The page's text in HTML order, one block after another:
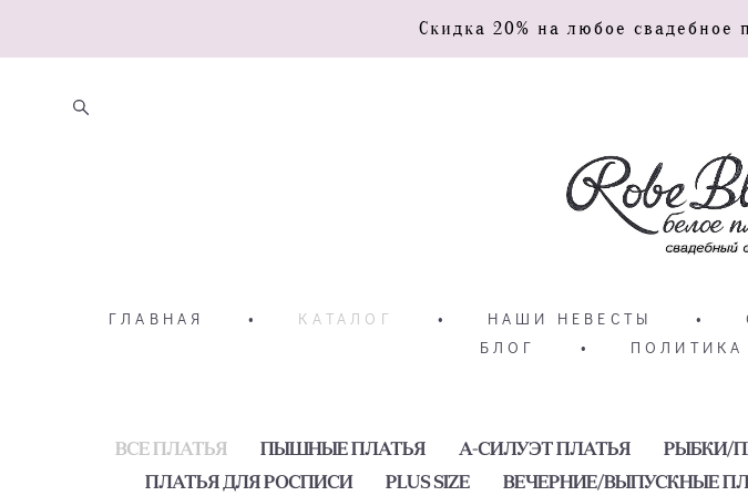
Скидка 20% на любое
ГЛАВНАЯ • КАТАЛОГ • НАШИ НЕВЕСТЫ •
БЛОГ
•
ВСЕ ПЛАТЬЯ ПЫШНЫЕ ПЛАТЬЯ А-СИЛУЭТ ПЛАТЬЯ РЫБКИ/
ПЛАТЬЯ ДЛЯ РОСПИСИ
PLUS SIZE ВЕЧЕРНИЕ/ВЫПУСКНЫЕ